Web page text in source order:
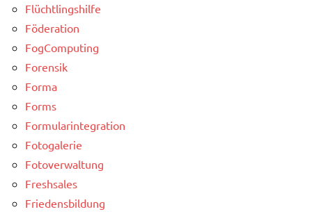
Flüchtlingshilfe
Föderation
FogComputing
Forensik
Forma
Forms
Formularintegration
Fotogalerie
Fotoverwaltung
Freshsales
Friedensbildung